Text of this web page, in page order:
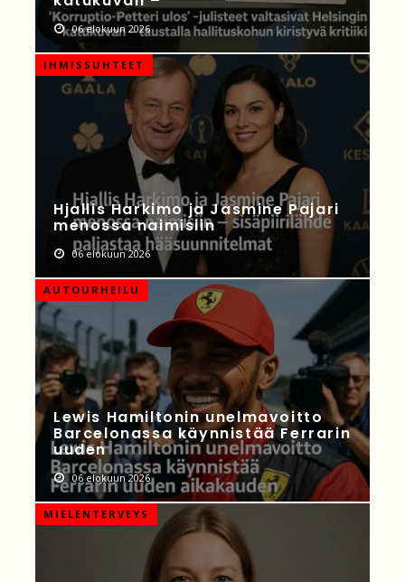
06 elokuun 2026
IHMISSUHTEET
Hjallis Harkimo ja Jasmine Pajari
menossa naimisiin
06 elokuun 2026
AUTOURHEILU
Lewis Hamiltonin unelmavoitto
Barcelonassa käynnistää Ferrarin
uuden
06 elokuun 2026
MIELENTERVEYS